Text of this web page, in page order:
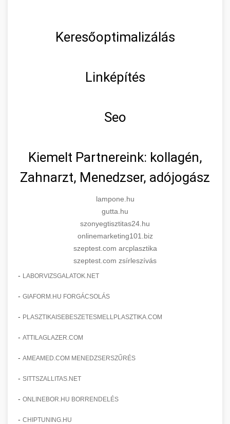
Keresőoptimalizálás
Linképítés
Seo
Kiemelt Partnereink: kollagén,
Zahnarzt, Menedzser, adójogász
lampone.hu
gutta.hu
szonyegtisztitas24.hu
onlinemarketing101.biz
szeptest.com arcplasztika
szeptest.com zsírleszívás
- LABORVIZSGALATOK.NET
- GIAFORM.HU FORGÁCSOLÁS
- PLASZTIKAISEBESZETESMELLPLASZTIKA.COM
- ATTILAGLAZER.COM
- AMEAMED.COM MENEDZSERSZŰRÉS
- SITTSZALLITAS.NET
- ONLINEBOR.HU BORRENDELÉS
- CHIPTUNING.HU